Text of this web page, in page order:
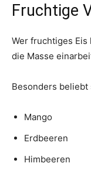
Fruchtige
Wer fruchtiges
die Masse
Besonders beliebt
Mango
Erdbeeren
Himbeeren